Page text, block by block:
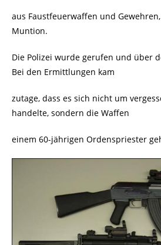
aus Faustfeuerwaffen und
Muntion.
Die Polizei wurde gerufen und über
Bei den Ermittlungen kam
zutage, dass es sich nicht um
handelte, sondern die Waffen
einem 60-jährigen Ordenspriester